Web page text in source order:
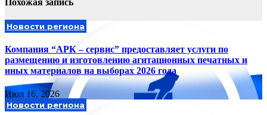
Похожая запись
Новости региона
Компания “АРК – сервис” предоставляет услуги по
размещению и изготовлению агитационных печатных и
иных материалов на выборах 2026 года
Июл 16, 2026
Новости региона